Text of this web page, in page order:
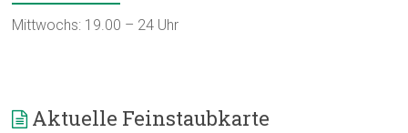
Mittwochs: 19.00 – 24 Uhr
Aktuelle Feinstaubkarte